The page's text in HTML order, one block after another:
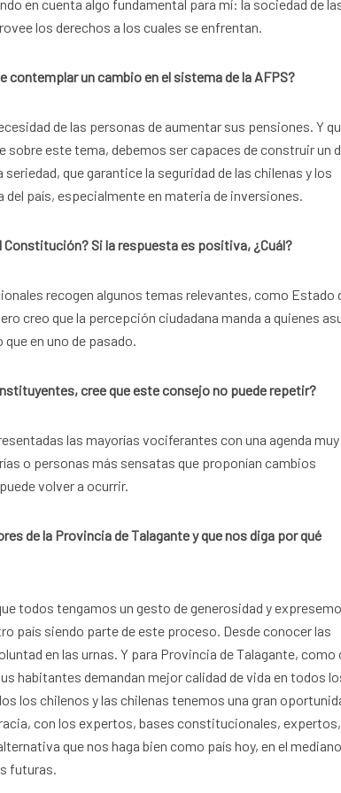
en cuenta algo fundamental para mí: la sociedad de
los derechos a los cuales se enfrentan.
contemplar un cambio en el sistema de la AFPS?
de las personas de aumentar sus pensiones. Y
sobre este tema, debemos ser capaces de construir un
que garantice la seguridad de las chilenas y los
país, especialmente en materia de inversiones.
Si la respuesta es positiva, ¿Cuál?
recogen algunos temas relevantes, como Estado
creo que la percepción ciudadana manda a quienes
en uno de pasado.
cree que este consejo no puede repetir?
las mayorías vociferantes con una agenda muy
o personas más sensatas que proponían cambios
volver a ocurrir.
de la Provincia de Talagante y que nos diga por qué
todos tengamos un gesto de generosidad y
país siendo parte de este proceso. Desde conocer las
en las urnas. Y para Provincia de Talagante, como
habitantes demandan mejor calidad de vida en todos
los chilenos y las chilenas tenemos una gran
con los expertos, bases constitucionales, expertos,
que nos haga bien como país hoy, en el
futuras.